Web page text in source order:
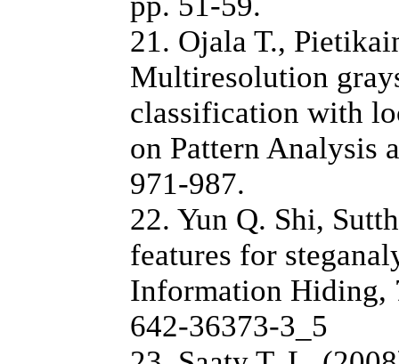
21. Ojala T.,
Multiresolution
classification with
on Pattern Analysis
971-987.
22. Yun Q. Shi,
features for
Information Hiding,
642-36373-3_5